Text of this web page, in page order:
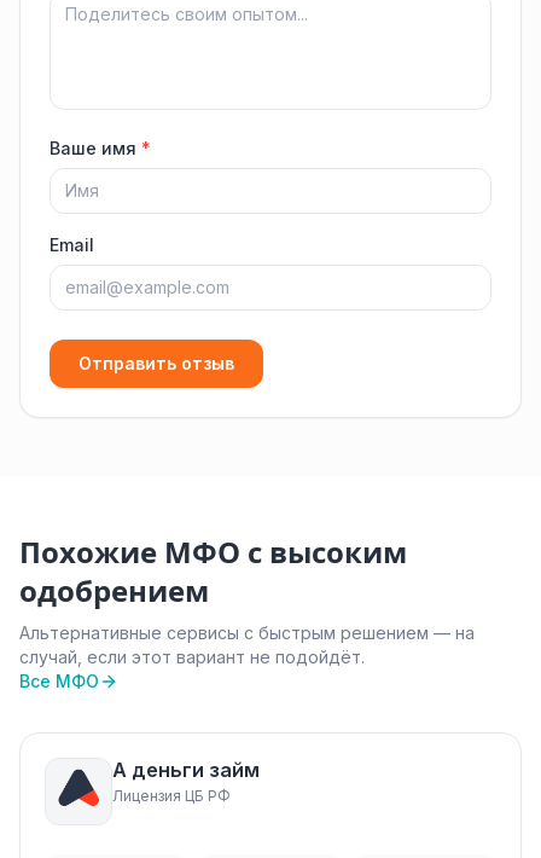
Ваше имя *
Email
Отправить отзыв
Похожие МФО с высоким
одобрением
Альтернативные сервисы с быстрым решением — на
случай, если этот вариант не подойдёт.
Все МФО
А деньги займ
Лицензия ЦБ РФ